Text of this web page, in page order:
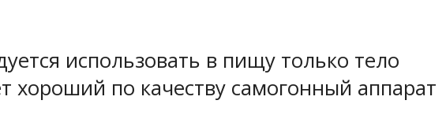
использовать в пищу только тело
хороший по качеству самогонный аппарат